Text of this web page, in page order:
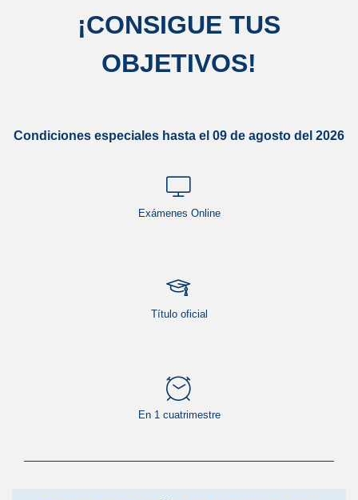
¡CONSIGUE TUS
OBJETIVOS!
Condiciones especiales hasta el 09 de agosto del 2026
Exámenes Online
Título oficial
En 1 cuatrimestre